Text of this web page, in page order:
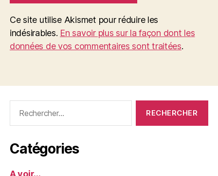
Ce site utilise Akismet pour réduire les
indésirables. En savoir plus sur la façon dont les
données de vos commentaires sont traitées.
Catégories
A voir…